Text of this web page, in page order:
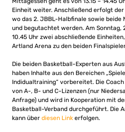
Einheit weiter. Anschließend erfolgt der
wo das 2. JBBL-Halbfinale sowie
und begutachtet werden. Am Sonntag,
10.45 Uhr zwei abschließende
Artland Arena zu den beiden
Die beiden Basketball-Experten aus
haben Inhalte aus den Bereichen
Indidualtraining“ vorbereitet. Die
von A-, B- und C-Lizenzen (nur
Anfrage) und wird in Kooperation mit
Basketball-Verband durchgeführt. Die
kann über diesen Link erfolgen.